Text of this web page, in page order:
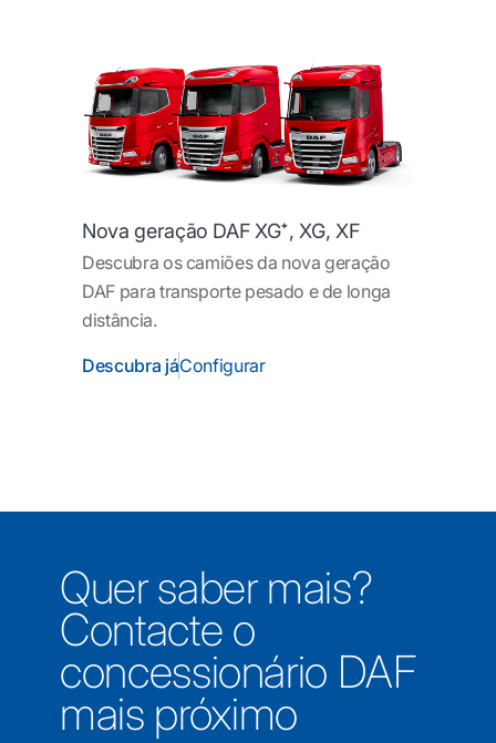
Nova geração DAF XG⁺, XG, XF
Descubra os camiões da nova geração
DAF para transporte pesado e de longa
distância.
Descubra jáConfigurar
Quer saber mais?
Contacte o
concessionário DAF
mais próximo